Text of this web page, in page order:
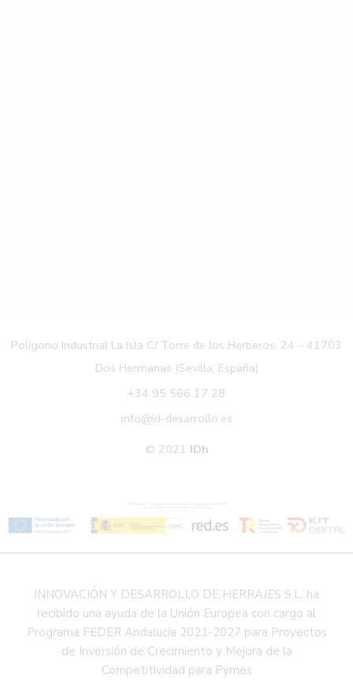
Polígono Industrial La Isla C/ Torre de los Herberos, 24 – 41703
Dos Hermanas (Sevilla, España)
+34 95 566 17 28
info@id-desarrollo.es
© 2021 IDh
INNOVACIÓN Y DESARROLLO DE HERRAJES S.L. ha
recibido una ayuda de la Unión Europea con cargo al
Programa FEDER Andalucía 2021-2027 para Proyectos
de Inversión de Crecimiento y Mejora de la
Competitividad para Pymes